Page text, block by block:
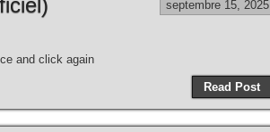
septembre 15, 2025
and click again
Read Post